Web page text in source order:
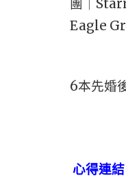
6本先婚
心得連結|